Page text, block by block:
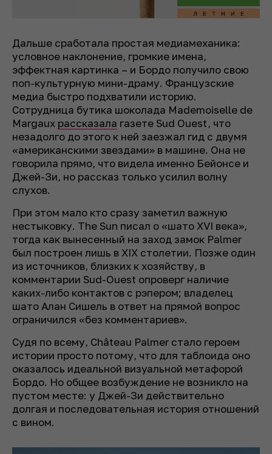
Дальше сработала простая медиамеханика:
условное наклонение, громкие имена,
эффектная картинка – и Бордо получило свою
поп-культурную мини-драму. Французские
медиа быстро подхватили историю.
Сотрудница бутика шоколада Mademoiselle de
Margaux рассказала газете Sud Ouest, что
незадолго до этого к ней заезжал гид с двумя
«американскими звездами» в машине. Она не
говорила прямо, что видела именно Бейонсе и
Джей-Зи, но рассказ только усилил волну
слухов.
При этом мало кто сразу заметил важную
нестыковку. The Sun писал о «шато XVI века»,
тогда как вынесенный на заход замок Palmer
был построен лишь в XIX столетии. Позже один
из источников, близких к хозяйству, в
комментарии Sud-Ouest опроверг наличие
каких-либо контактов с рэпером; владелец
шато Алан Сишель в ответ на прямой вопрос
ограничился «без комментариев».
Судя по всему, Château Palmer стало героем
истории просто потому, что для таблоида оно
оказалось идеальной визуальной метафорой
Бордо. Но общее возбуждение не возникло на
пустом месте: у Джей-Зи действительно
долгая и последовательная история отношений
с вином.